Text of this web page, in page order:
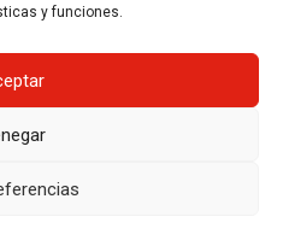
y funciones.
contenidos de esta web sin